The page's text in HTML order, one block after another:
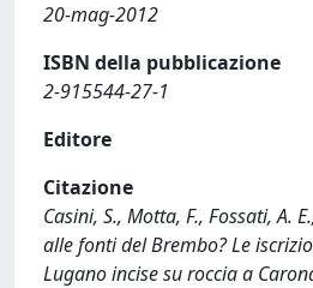
20-mag-2012
ISBN della pubblicazione
2-915544-27-1
Editore
Citazione
Casini, S., Motta, F., Fossati, A.
alle fonti del Brembo? Le
Lugano incise su roccia a